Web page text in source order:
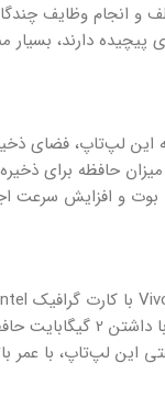
و انجام وظایف
پیچیده دارند،
میزان حافظه برای
می‌دهد. این کارت